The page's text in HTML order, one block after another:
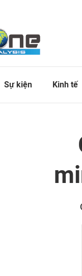
Sự kiện Kinh tế